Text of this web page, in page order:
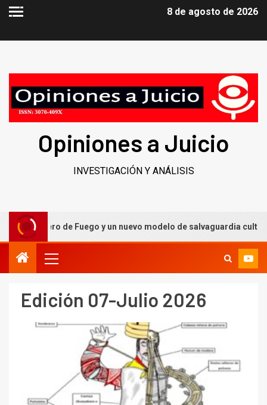
8 de agosto de 2026
Opiniones a Juicio
INVESTIGACIÓN Y ANÁLISIS
de Fuego y un nuevo modelo de salvaguardia cultural
Edición 07-Julio 2026